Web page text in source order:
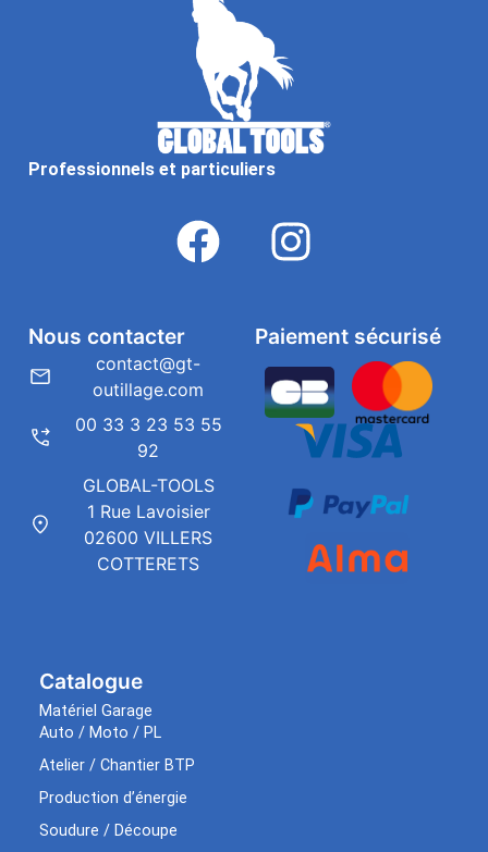
Professionnels et particuliers
Catalogue
Matériel Garage
Auto / Moto / PL
Atelier / Chantier BTP
Production d’énergie
Soudure / Découpe
Paiement sécurisé
Nous contacter
contact@gt-
outillage.com
00 33 3 23 53 55
92
GLOBAL-TOOLS
1 Rue Lavoisier
02600 VILLERS
COTTERETS